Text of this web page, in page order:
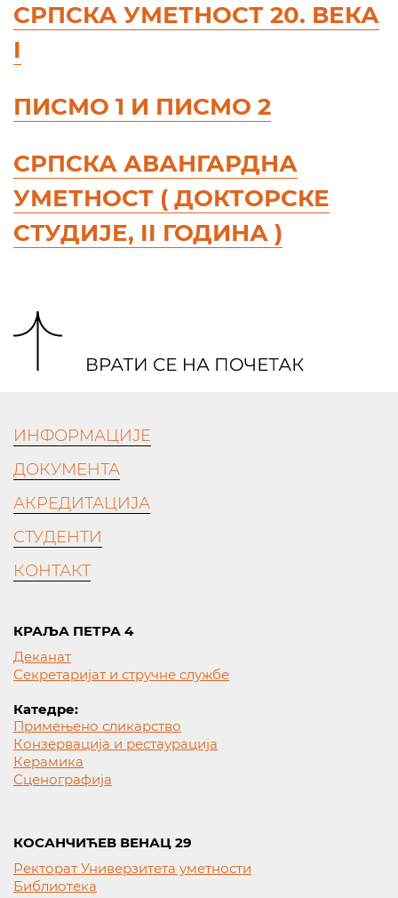
СРПСКА УМЕТНОСТ 20. ВЕКА
I
ПИСМО 1 И ПИСМО 2
СРПСКА АВАНГАРДНА
УМЕТНОСТ ( ДОКТОРСКЕ
СТУДИЈЕ, II ГОДИНА )
ИНФОРМАЦИЈЕ
ДОКУМЕНТА
АКРЕДИТАЦИЈА
СТУДЕНТИ
КОНТАКТ
КРАЉА ПЕТРА 4
Деканат
Секретаријат и стручне службе
Катедре:
Примењено сликарство
Конзервација и рестаурација
Керамика
Сценографија
КОСАНЧИЋЕВ ВЕНАЦ 29
Ректорат Универзитета уметности
Библиотека